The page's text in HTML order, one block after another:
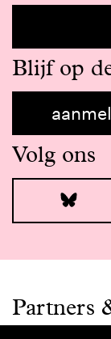
Blijf op
Volg ons
Partners